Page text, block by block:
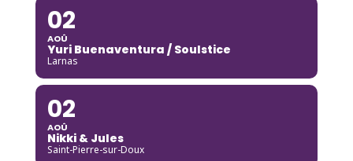
02
AOÛ
Yuri Buenaventura / Soulstice
Larnas
02
AOÛ
Nikki & Jules
Saint-Pierre-sur-Doux